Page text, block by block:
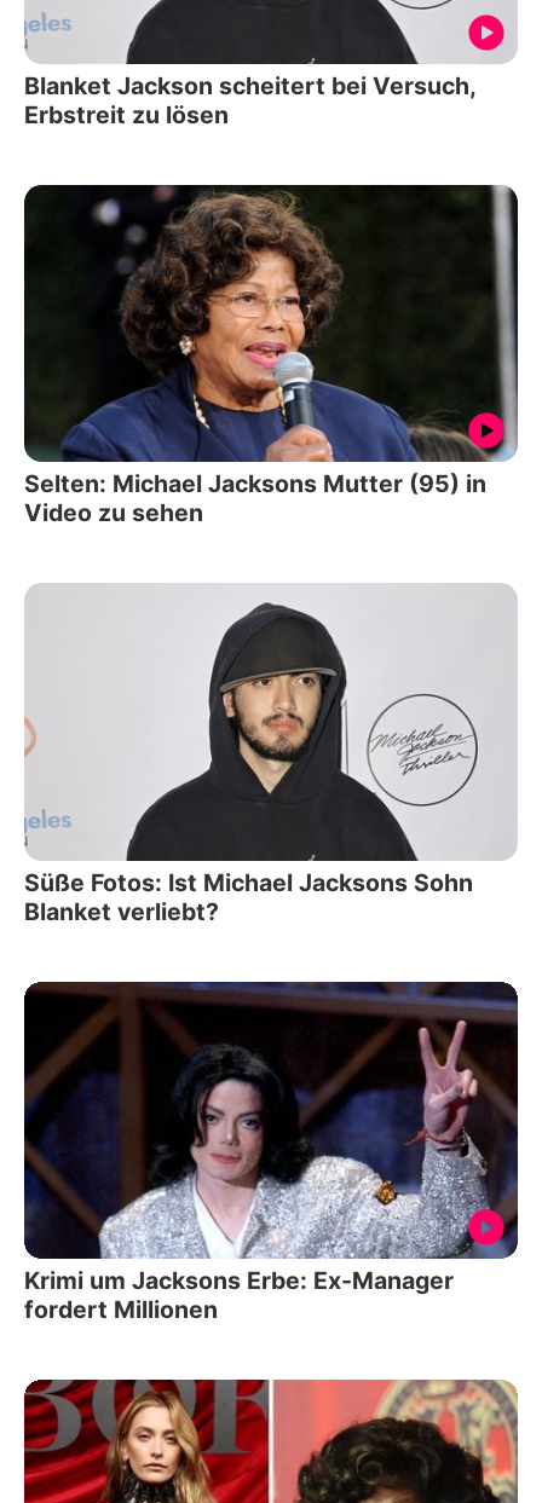
Blanket Jackson scheitert bei Versuch,
Erbstreit zu lösen
Selten: Michael Jacksons Mutter (95) in
Video zu sehen
Süße Fotos: Ist Michael Jacksons Sohn
Blanket verliebt?
Krimi um Jacksons Erbe: Ex-Manager
fordert Millionen